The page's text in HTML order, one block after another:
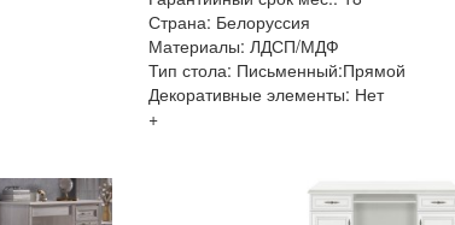
Страна: Белоруссия
Материалы: ЛДСП/МДФ
Тип стола: Письменный:Прямой
Декоративные элементы: Нет
+